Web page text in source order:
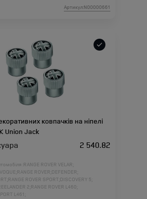
Артикул:N00000661
ковпачків на ніпелі
Union Jack
2 540.82
: RANGE ROVER VELAR;
RANGE ROVER; DEFENDER;
RANGE ROVER SPORT; DISCOVERY 5;
2; RANGE ROVER L460;
L461;